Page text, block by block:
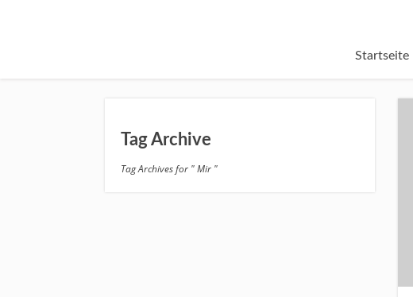
Startseite
Tag Archive
Tag Archives for " Mir "